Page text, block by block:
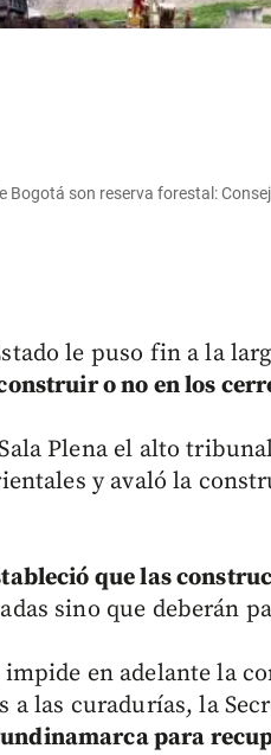
Bogotá son reserva forestal:
le puso fin a la
o no en los
Plena el alto
y avaló la
que las
sino que deberán
en adelante la
a las curadurías, la
para